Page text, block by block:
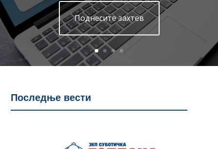
Поднесите захтев
Последње вести